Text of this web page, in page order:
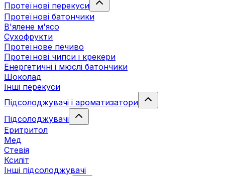
Протеїнові перекуси
Протеїнові батончики
В'ялене м'ясо
Сухофрукти
Протеїнове печиво
Протеїнові чипси і крекери
Енергетичні і мюслі батончики
Шоколад
Інші перекуси
Підсолоджувачі і ароматизатори
Підсолоджувачі
Еритритол
Мед
Стевія
Ксиліт
Інші підсолоджувачі